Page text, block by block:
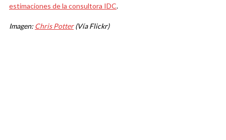
estimaciones de la consultora IDC.
Imagen: Chris Potter(Vía Flickr)